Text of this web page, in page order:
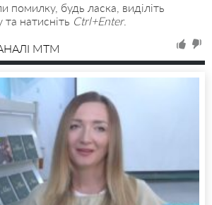
помилку, будь ласка, виділіть
натисніть Ctrl+Enter.
MTM